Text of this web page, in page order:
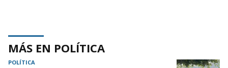
MÁS EN POLÍTICA
POLÍTICA